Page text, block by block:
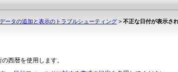
データの追加と表示のトラブルシューティング > 不正な日付が表示さ
西暦を使用します。